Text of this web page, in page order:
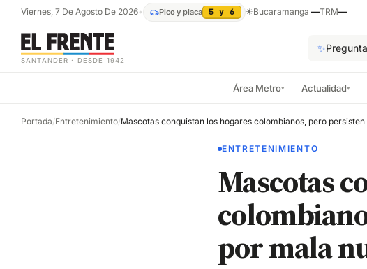
Viernes, 7 De Agosto De 2026• Pico y placa 5 y 6 ☀Bucaramanga —TRM—
SANTANDER · DESDE 1942
✨
Área Metro▾ Actualidad▾
Portada/Entretenimiento/
ENTRETENIMIENTO
Mascotas
por mala